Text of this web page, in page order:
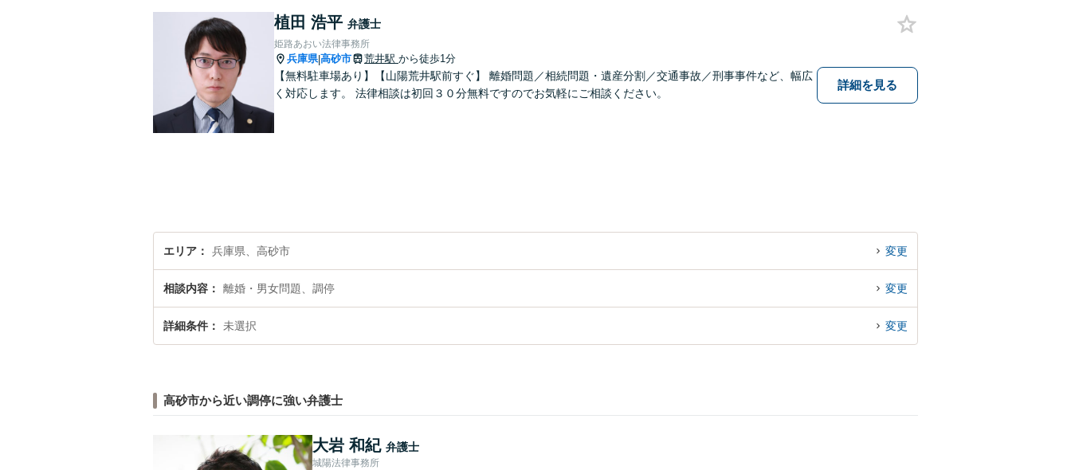
植田 浩平 弁護士
姫路あおい法律事務所
兵庫県|高砂市 荒井駅 から徒歩1分
【無料駐車場あり】【山陽荒井駅前すぐ】 離婚問題／相続問題・遺産分割／交通事故／刑事事件など、幅広
く対応します。 法律相談は初回３０分無料ですのでお気軽にご相談ください。
詳細を見る
エリア 兵庫県、高砂市 変更
相談内容 離婚・男女問題、調停 変更
詳細条件 未選択 変更
高砂市から近い調停に強い弁護士
大岩 和紀 弁護士
城陽法律事務所